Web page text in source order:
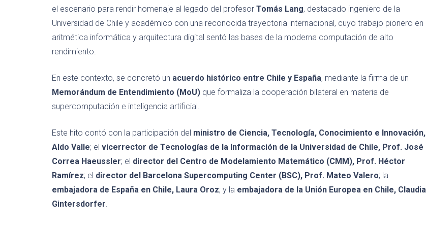
el escenario para rendir homenaje al legado del profesor Tomás Lang, destacado ingeniero de la
Universidad de Chile y académico con una reconocida trayectoria internacional, cuyo trabajo pionero en
aritmética informática y arquitectura digital sentó las bases de la moderna computación de alto
rendimiento.
En este contexto, se concretó un acuerdo histórico entre Chile y España, mediante la firma de un
Memorándum de Entendimiento (MoU) que formaliza la cooperación bilateral en materia de
supercomputación e inteligencia artificial.
Este hito contó con la participación del ministro de Ciencia, Tecnología, Conocimiento e Innovación,
Aldo Valle; el vicerrector de Tecnologías de la Información de la Universidad de Chile, Prof. José
Correa Haeussler; el director del Centro de Modelamiento Matemático (CMM), Prof. Héctor
Ramírez; el director del Barcelona Supercomputing Center (BSC), Prof. Mateo Valero; la
embajadora de España en Chile, Laura Oroz; y la embajadora de la Unión Europea en Chile, Claudia
Gintersdorfer